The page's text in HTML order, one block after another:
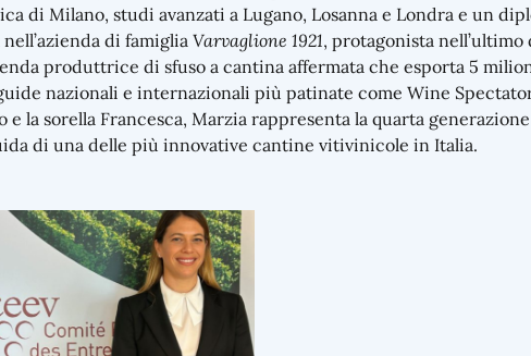
di Milano, studi avanzati a Lugano, Losanna e Londra e un
nell’azienda di famiglia Varvaglione 1921, protagonista
produttrice di sfuso a cantina affermata che esporta 5
nazionali e internazionali più patinate come Wine
e la sorella Francesca, Marzia rappresenta la quarta
di una delle più innovative cantine vitivinicole in Italia.